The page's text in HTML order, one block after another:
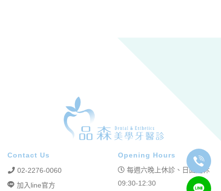
Contact Us
02-2276-0060
加入line官方
Opening Hours
每週六晚上休診、日固定休
09:30-12:30